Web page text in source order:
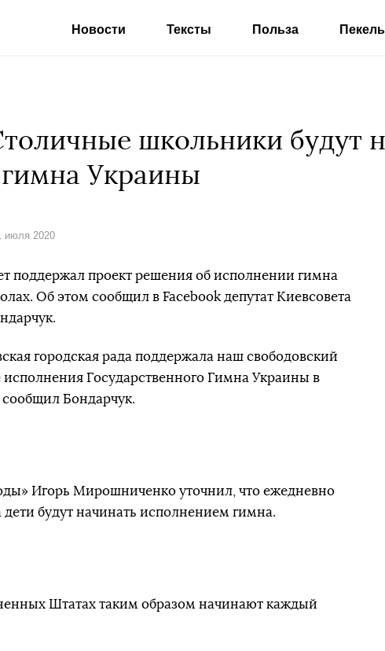
Новости Тексты Польза
школьники будут
Украины
июля 2020
поддержал проект решения об исполнении гимна
Об этом сообщил в Facebook депутат Киевсовета
городская рада поддержала наш свободовский
Государственного Гимна Украины в
Бондарчук.
Игорь Мирошниченко уточнил, что ежедневно
будут начинать исполнением гимна.
Штатах таким образом начинают каждый